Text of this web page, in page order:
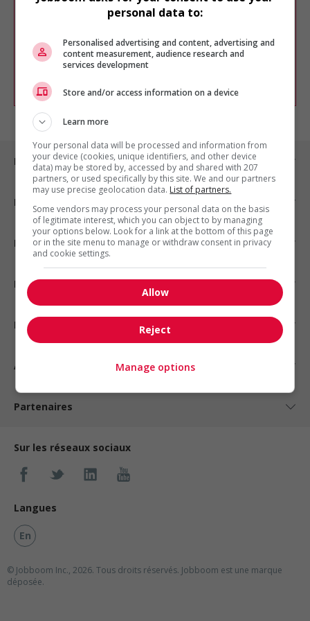
Veuillez faire une nouvelle recherche.
outils pour raffiner votre recherche, ou
chercher un poste selon votre profil
d'intérêt en emploi en vous
Emplois par ville
Emplois par secteur
Emplois par statut
Emplois par type
Nos suggestions
À propos
Partenaires
Sur les réseaux sociaux
Langues
En
© Jobboom Inc., 2026. Tous droits réservés. Jobboom est une marque
déposée.
personal data to:
Personalised advertising and content, advertising and
content measurement, audience research and
services development
Store and/or access information on a device
Learn more
Your personal data will be processed and information from
your device (cookies, unique identifiers, and other device
data) may be stored by, accessed by and shared with 207
partners, or used specifically by this site. We and our partners
may use precise geolocation data. List of partners.
Some vendors may process your personal data on the basis
of legitimate interest, which you can object to by managing
your options below. Look for a link at the bottom of this page
or in the site menu to manage or withdraw consent in privacy
and cookie settings.
Allow
Reject
Manage options